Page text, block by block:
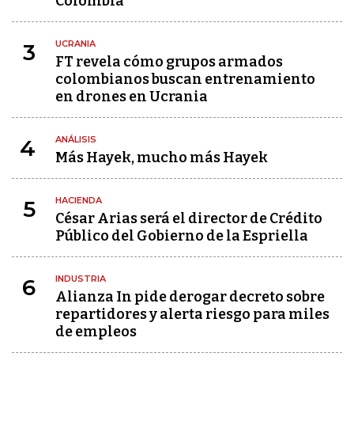
3 UCRANIA
FT revela cómo grupos armados
colombianos buscan entrenamiento
en drones en Ucrania
4 ANÁLISIS
Más Hayek, mucho más Hayek
5 HACIENDA
César Arias será el director de Crédito
Público del Gobierno de la Espriella
6 INDUSTRIA
Alianza In pide derogar decreto sobre
repartidores y alerta riesgo para miles
de empleos